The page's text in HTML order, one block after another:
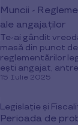
Muncii -
ale angajaților
Te-ai gândit
masă din punct
reglementărilor
ești angajat,
15 Iulie 2025
Legislație și
Perioada de